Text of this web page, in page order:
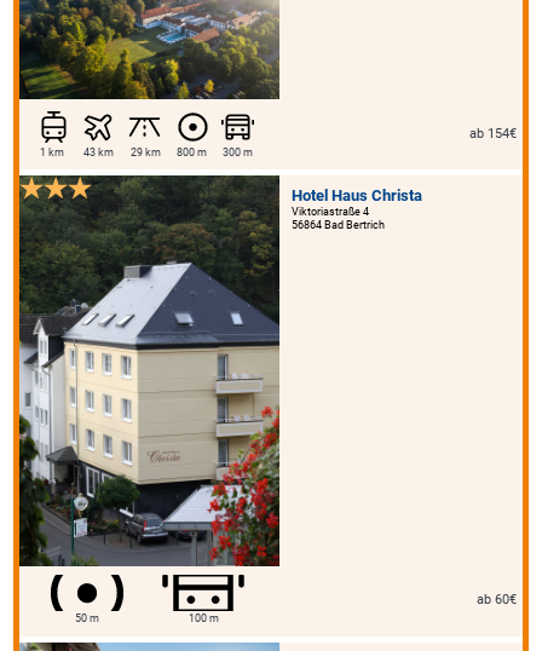
1 km 43 km 29 km 800 m 300 m
ab 154€
Hotel Haus Christa
Viktoriastraße 4
56864 Bad Bertrich
50 m 100 m
ab 60€